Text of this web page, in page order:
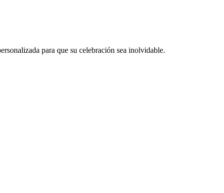
para que su celebración sea inolvidable.